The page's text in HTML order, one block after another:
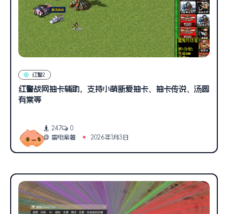
红警2
红警战网抽卡辅助，支持小萌新爱抽卡、抽卡传说、汤圆
有棠等
247
0
雷电紫薯
2026年1月3日